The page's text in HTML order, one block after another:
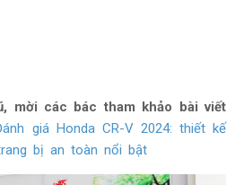
mời các bác tham khảo bài viết
giá Honda CR-V 2024: thiết kế
bị an toàn nổi bật